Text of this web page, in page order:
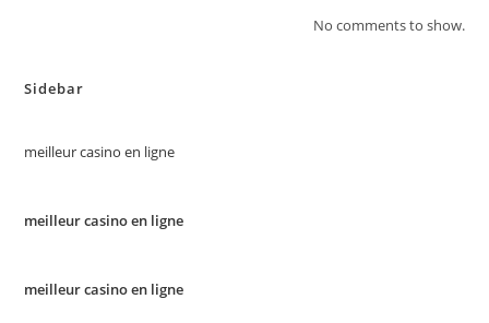
No comments to show.
Sidebar
meilleur casino en ligne
meilleur casino en ligne
meilleur casino en ligne